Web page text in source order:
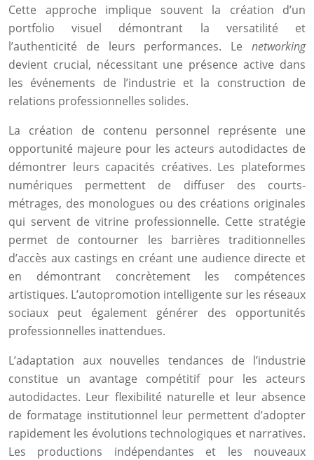
Cette approche implique souvent la création d’un
portfolio visuel démontrant la versatilité et
l’authenticité de leurs performances. Le networking
devient crucial, nécessitant une présence active dans
les événements de l’industrie et la construction de
relations professionnelles solides.
La création de contenu personnel représente une
opportunité majeure pour les acteurs autodidactes de
démontrer leurs capacités créatives. Les plateformes
numériques permettent de diffuser des courts-
métrages, des monologues ou des créations originales
qui servent de vitrine professionnelle. Cette stratégie
permet de contourner les barrières traditionnelles
d’accès aux castings en créant une audience directe et
en démontrant concrètement les compétences
artistiques. L’autopromotion intelligente sur les réseaux
sociaux peut également générer des opportunités
professionnelles inattendues.
L’adaptation aux nouvelles tendances de l’industrie
constitue un avantage compétitif pour les acteurs
autodidactes. Leur flexibilité naturelle et leur absence
de formatage institutionnel leur permettent d’adopter
rapidement les évolutions technologiques et narratives.
Les productions indépendantes et les nouveaux